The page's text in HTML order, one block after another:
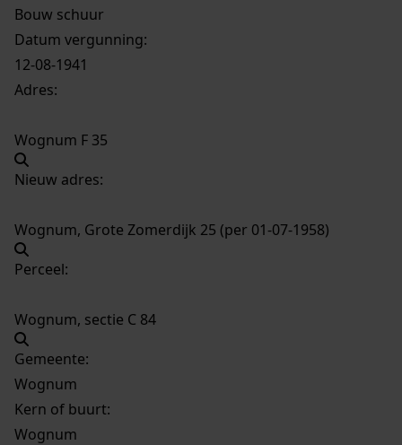
Bouw schuur
Datum vergunning:
12-08-1941
Adres:
Wognum F 35
Nieuw adres:
Wognum, Grote Zomerdijk 25 (per 01-07-1958)
Perceel:
Wognum, sectie C 84
Gemeente:
Wognum
Kern of buurt:
Wognum